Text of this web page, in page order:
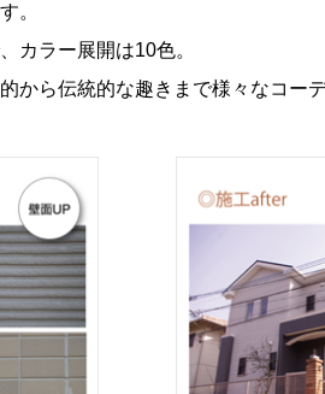
。
カラー展開は10色。
から伝統的な趣きまで様々なコー